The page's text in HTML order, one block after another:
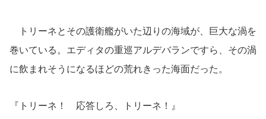
トリーネとその護衛艦がいた辺りの海域が、巨大な渦を
巻いている。エディタの重巡アルデバランですら、その渦
に飲まれそうになるほどの荒れきった海面だった。
『トリーネ！ 応答しろ、トリーネ！』